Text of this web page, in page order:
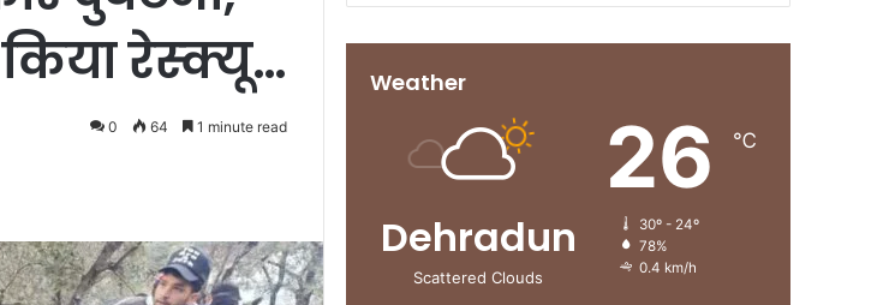
किया रेस्क्यू…
0 64 1 minute read
Weather
Dehradun
Scattered Clouds
26 ℃
30º - 24º
78%
0.4 km/h